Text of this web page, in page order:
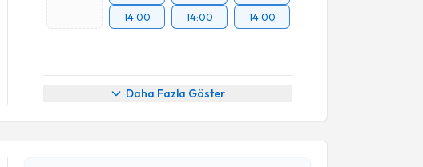
14:00
14:00
14:00
Daha Fazla Göster
Randevu Takvimi Talebi